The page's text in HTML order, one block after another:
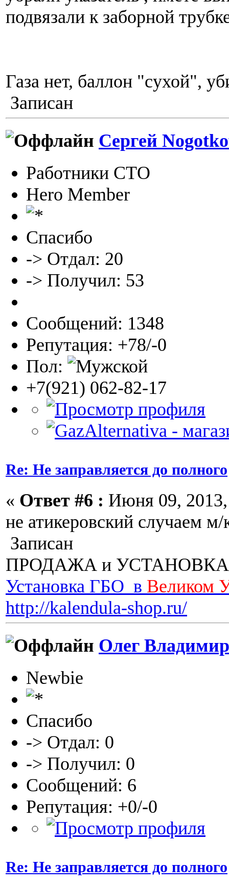
подвязали к заборной
Газа нет, баллон "сухой",
Записан
Сергей
Работники СТО
Hero Member
Спасибо
-> Отдал: 20
-> Получил: 53
Сообщений: 1348
Репутация: +78/-0
Пол:
+7(921) 062-82-17
Re: Не заправляется до полного
« Ответ #6 : Июня 09,
не атикеровский случаем м/
Записан
ПРОДАЖА и
Установка ГБО в Великом
http://kalendula-shop.ru/
Олег
Newbie
Спасибо
-> Отдал: 0
-> Получил: 0
Сообщений: 6
Репутация: +0/-0
Re: Не заправляется до полного